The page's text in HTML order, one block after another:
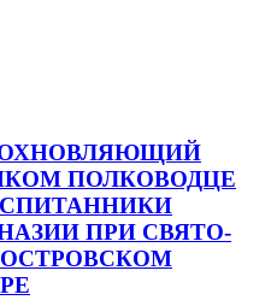
ПОЛКОВОДЦЕ
ПРИ СВЯТО-